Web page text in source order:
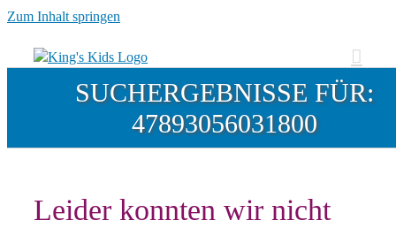
Zum Inhalt springen
SUCHERGEBNISSE FÜR:
47893056031800
Leider konnten wir nicht